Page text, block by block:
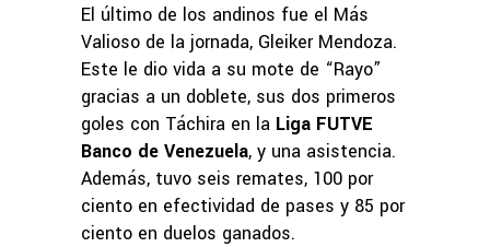
El último de los andinos fue el Más
Valioso de la jornada, Gleiker Mendoza.
Este le dio vida a su mote de “Rayo”
gracias a un doblete, sus dos primeros
goles con Táchira en la Liga FUTVE
Banco de Venezuela, y una asistencia.
Además, tuvo seis remates, 100 por
ciento en efectividad de pases y 85 por
ciento en duelos ganados.